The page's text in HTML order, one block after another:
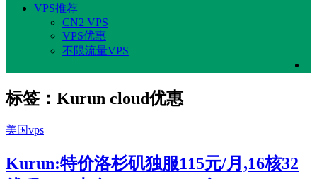
VPS推荐
CN2 VPS
VPS优惠
不限流量VPS
标签：Kurun cloud优惠
美国vps
Kurun:特价洛杉矶独服115元/月,16核32